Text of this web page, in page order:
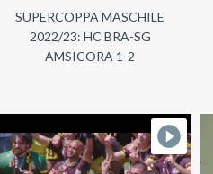
SUPERCOPPA MASCHILE
2022/23: HC BRA-SG
AMSICORA 1-2